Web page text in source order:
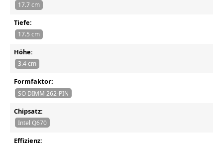
17.7 cm
Tiefe:
17.5 cm
Höhe:
3.4 cm
Formfaktor:
SO DIMM 262-PIN
Chipsatz:
Intel Q670
Effizienz: